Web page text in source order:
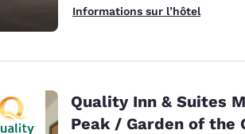
Asie-Pacifique
Informations sur l’hôtel
Quality Inn & Suites
Peak / Garden of the